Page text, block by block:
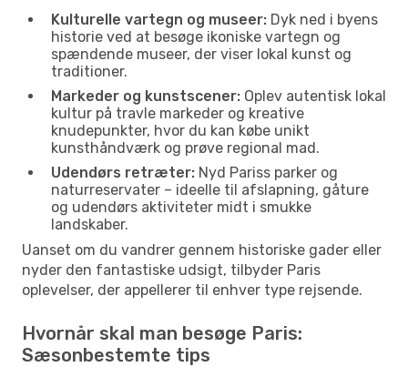
Kulturelle vartegn og museer: Dyk ned i byens
historie ved at besøge ikoniske vartegn og
spændende museer, der viser lokal kunst og
traditioner.
Markeder og kunstscener: Oplev autentisk lokal
kultur på travle markeder og kreative
knudepunkter, hvor du kan købe unikt
kunsthåndværk og prøve regional mad.
Udendørs retræter: Nyd Pariss parker og
naturreservater – ideelle til afslapning, gåture
og udendørs aktiviteter midt i smukke
landskaber.
Uanset om du vandrer gennem historiske gader eller
nyder den fantastiske udsigt, tilbyder Paris
oplevelser, der appellerer til enhver type rejsende.
Hvornår skal man besøge Paris:
Sæsonbestemte tips